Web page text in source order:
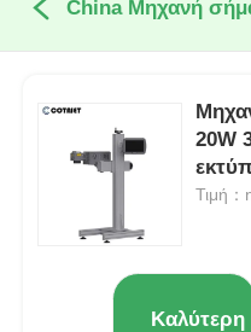
China Μηχανή
20W
Τιμή
Καλύτερη